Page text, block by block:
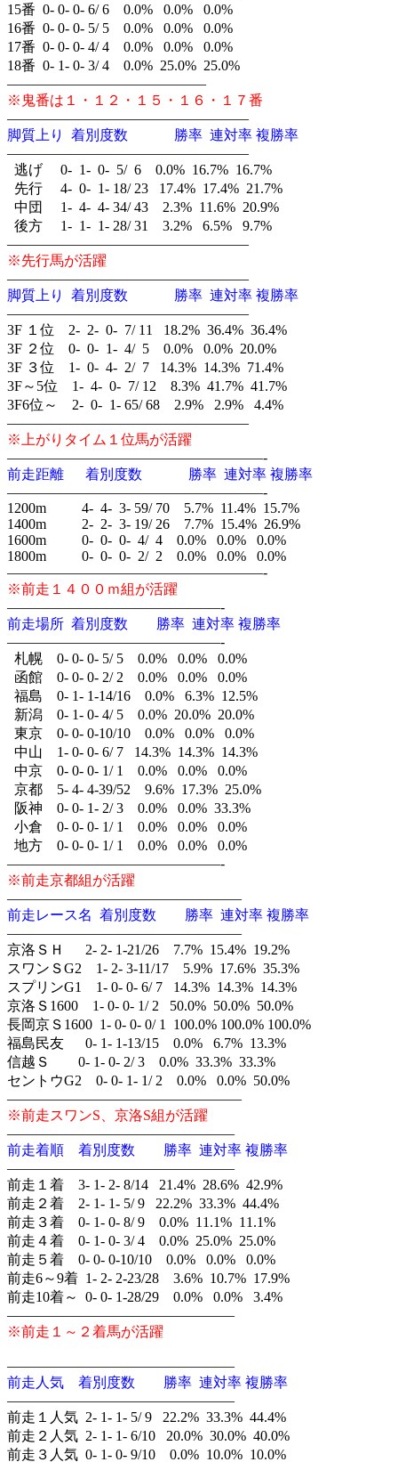
15番 0- 0- 0- 6/ 6 0.0% 0.0% 0.0%
16番 0- 0- 0- 5/ 5 0.0% 0.0% 0.0%
17番 0- 0- 0- 4/ 4 0.0% 0.0% 0.0%
18番 0- 1- 0- 3/ 4 0.0% 25.0% 25.0%
——————————————
※鬼番は１・１２・１５・１６・１７番
—————————————————
脚質上り 着別度数 勝率 連対率 複勝率
—————————————————
逃げ 0- 1- 0- 5/ 6 0.0% 16.7% 16.7%
先行 4- 0- 1- 18/ 23 17.4% 17.4% 21.7%
中団 1- 4- 4- 34/ 43 2.3% 11.6% 20.9%
後方 1- 1- 1- 28/ 31 3.2% 6.5% 9.7%
—————————————————
※先行馬が活躍
—————————————————
脚質上り 着別度数 勝率 連対率 複勝率
—————————————————
3F １位 2- 2- 0- 7/ 11 18.2% 36.4% 36.4%
3F ２位 0- 0- 1- 4/ 5 0.0% 0.0% 20.0%
3F ３位 1- 0- 4- 2/ 7 14.3% 14.3% 71.4%
3F～5位 1- 4- 0- 7/ 12 8.3% 41.7% 41.7%
3F6位～ 2- 0- 1- 65/ 68 2.9% 2.9% 4.4%
—————————————————
※上がりタイム１位馬が活躍
——————————————————-
前走距離 着別度数 勝率 連対率 複勝率
——————————————————-
1200m 4- 4- 3- 59/ 70 5.7% 11.4% 15.7%
1400m 2- 2- 3- 19/ 26 7.7% 15.4% 26.9%
1600m 0- 0- 0- 4/ 4 0.0% 0.0% 0.0%
1800m 0- 0- 0- 2/ 2 0.0% 0.0% 0.0%
——————————————————-
※前走１４００ｍ組が活躍
———————————————-
前走場所 着別度数 勝率 連対率 複勝率
———————————————-
札幌 0- 0- 0- 5/ 5 0.0% 0.0% 0.0%
函館 0- 0- 0- 2/ 2 0.0% 0.0% 0.0%
福島 0- 1- 1-14/16 0.0% 6.3% 12.5%
新潟 0- 1- 0- 4/ 5 0.0% 20.0% 20.0%
東京 0- 0- 0-10/10 0.0% 0.0% 0.0%
中山 1- 0- 0- 6/ 7 14.3% 14.3% 14.3%
中京 0- 0- 0- 1/ 1 0.0% 0.0% 0.0%
京都 5- 4- 4-39/52 9.6% 17.3% 25.0%
阪神 0- 0- 1- 2/ 3 0.0% 0.0% 33.3%
小倉 0- 0- 0- 1/ 1 0.0% 0.0% 0.0%
地方 0- 0- 0- 1/ 1 0.0% 0.0% 0.0%
———————————————-
※前走京都組が活躍
————————————————–
前走レース名 着別度数 勝率 連対率 複勝率
————————————————–
京洛ＳＨ 2- 2- 1-21/26 7.7% 15.4% 19.2%
スワンＳG2 1- 2- 3-11/17 5.9% 17.6% 35.3%
スプリンG1 1- 0- 0- 6/ 7 14.3% 14.3% 14.3%
京洛Ｓ1600 1- 0- 0- 1/ 2 50.0% 50.0% 50.0%
長岡京Ｓ1600 1- 0- 0- 0/ 1 100.0% 100.0% 100.0%
福島民友 0- 1- 1-13/15 0.0% 6.7% 13.3%
信越Ｓ 0- 1- 0- 2/ 3 0.0% 33.3% 33.3%
セントウG2 0- 0- 1- 1/ 2 0.0% 0.0% 50.0%
————————————————–
※前走スワンS、京洛S組が活躍
————————————————
前走着順 着別度数 勝率 連対率 複勝率
————————————————
前走１着 3- 1- 2- 8/14 21.4% 28.6% 42.9%
前走２着 2- 1- 1- 5/ 9 22.2% 33.3% 44.4%
前走３着 0- 1- 0- 8/ 9 0.0% 11.1% 11.1%
前走４着 0- 1- 0- 3/ 4 0.0% 25.0% 25.0%
前走５着 0- 0- 0-10/10 0.0% 0.0% 0.0%
前走6～9着 1- 2- 2-23/28 3.6% 10.7% 17.9%
前走10着～ 0- 0- 1-28/29 0.0% 0.0% 3.4%
————————————————
※前走１～２着馬が活躍
————————————————
前走人気 着別度数 勝率 連対率 複勝率
————————————————
前走１人気 2- 1- 1- 5/ 9 22.2% 33.3% 44.4%
前走２人気 2- 1- 1- 6/10 20.0% 30.0% 40.0%
前走３人気 0- 1- 0- 9/10 0.0% 10.0% 10.0%